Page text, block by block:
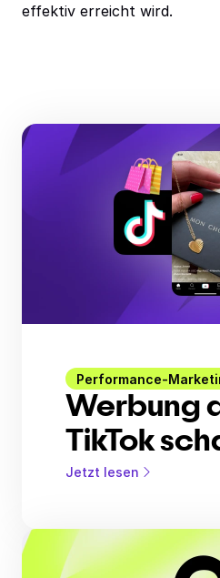
effektiv erreicht wird.
Performance-
Werbung
TikTok
Jetzt lesen